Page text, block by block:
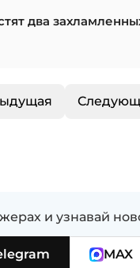
два
и узнавай
MAX